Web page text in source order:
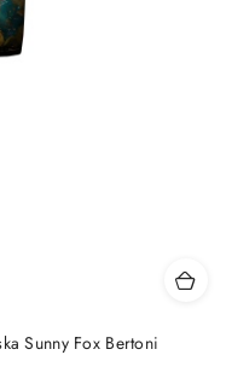
Sunny Fox Bertoni